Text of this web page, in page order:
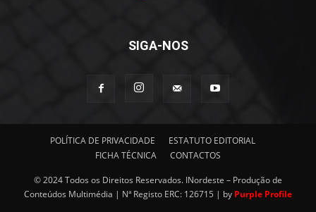
SIGA-NOS
POLÍTICA DE PRIVACIDADE
ESTATUTO EDITORIAL
FICHA TÉCNICA
CONTACTOS
© 2024 Todos os Direitos Reservados. INordeste – Produção de
Conteúdos Multimédia | Nª Registo ERC: 126715 | by Purple Profile